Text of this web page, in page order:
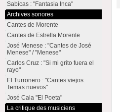
Sabicas : "Fantasia Inca"
Archives sonores
Cantes de Morente
Cantes de Estrella Morente
José Menese : "Cantes de José
Menese" / "Menese"
Carlos Cruz : "Si mi grito fuera el
rayo"
El Turronero : "Cantes viejos.
Temas nuevos"
José Cala "El Poeta"
La critique des musiciens